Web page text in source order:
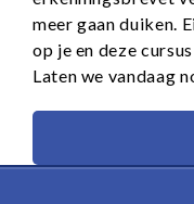
meer gaan duiken.
op je en deze
Laten we vandaag